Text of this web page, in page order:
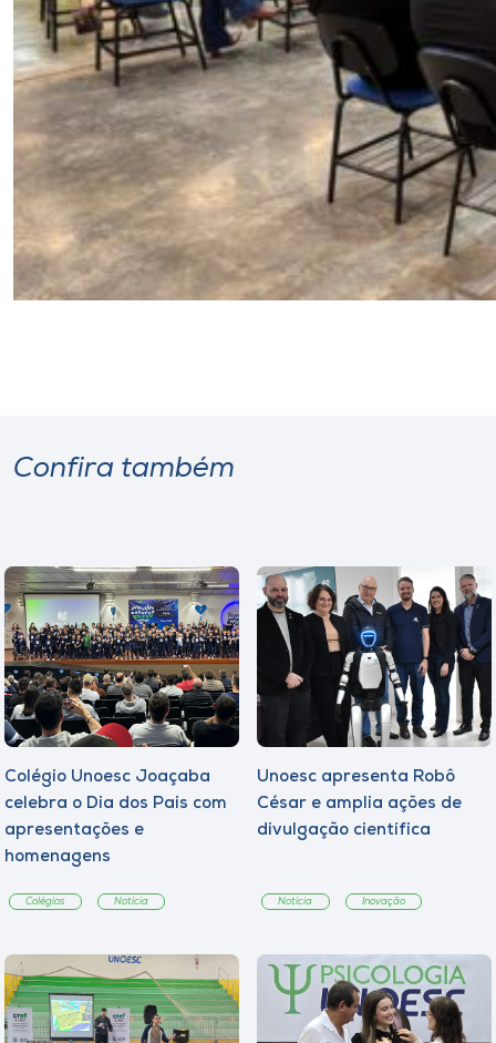
Confira também
Colégio Unoesc Joaçaba
celebra o Dia dos Pais com
apresentações e
homenagens
Colégios Notícia
Unoesc apresenta Robô
César e amplia ações de
divulgação científica
Notícia Inovação